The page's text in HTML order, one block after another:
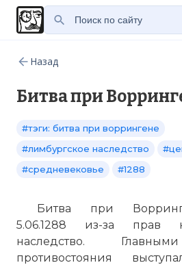
Назад
Битва при
#тэги: битва при воррингене
#лимбургское наследство
#средневековье
#1288
Битва при
5.06.1288 из-за прав
наследство.
противостояния